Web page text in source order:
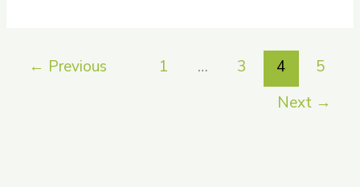
← Previous 1 … 3 4
5
Next →